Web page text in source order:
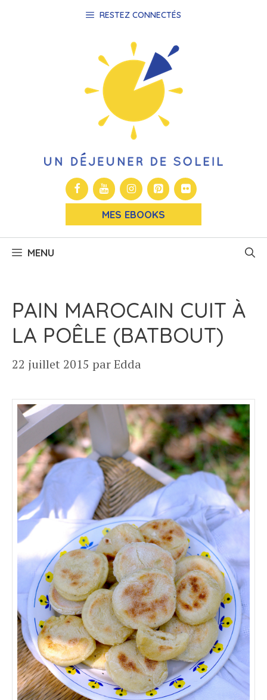
RESTEZ CONNECTÉS
MES EBOOKS
MENU
PAIN MAROCAIN CUIT À
LA POÊLE (BATBOUT)
22 juillet 2015 parEdda